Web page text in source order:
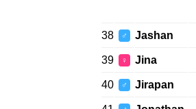
38 ♂ Jashan
39 ♀ Jina
40 ♂ Jirapan